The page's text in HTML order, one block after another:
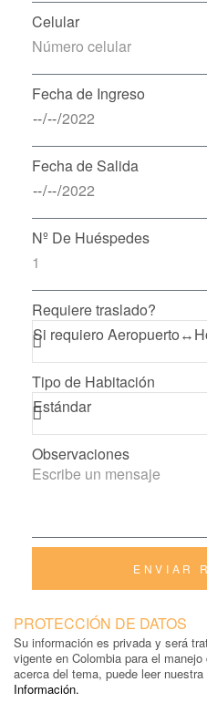
Celular
Fecha de Ingreso
Fecha de Salida
Nº De Huéspedes
Requiere traslado?
Tipo de Habitación
Observaciones
ENVIAR
PROTECCIÓN DE DATOS
Su información es privada y será
vigente en Colombia para el
acerca del tema, puede leer nuestra
Información.